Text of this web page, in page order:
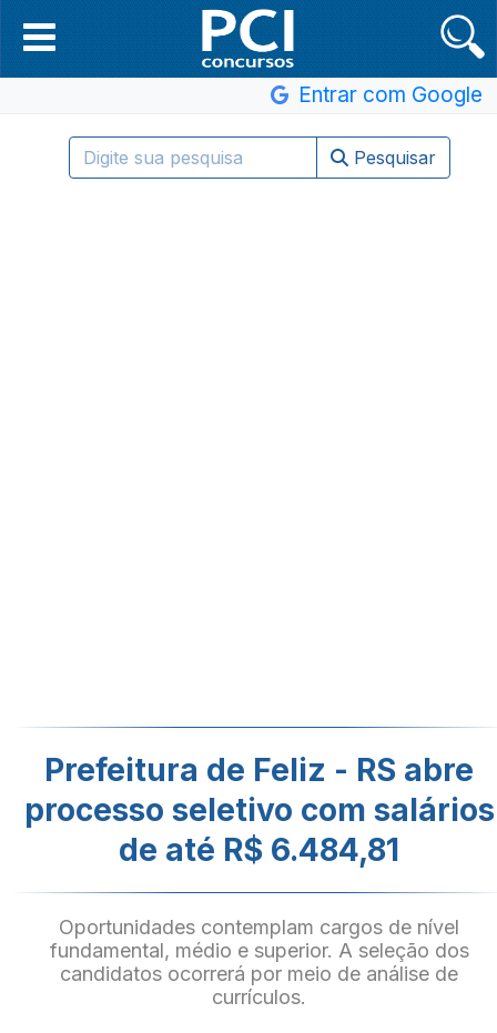
Entrar com Google
Pesquisar
Prefeitura de Feliz - RS abre
processo seletivo com salários
de até R$ 6.484,81
Oportunidades contemplam cargos de nível
fundamental, médio e superior. A seleção dos
candidatos ocorrerá por meio de análise de
currículos.